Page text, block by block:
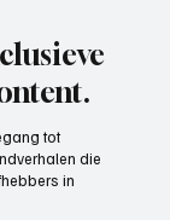
tot
die
in